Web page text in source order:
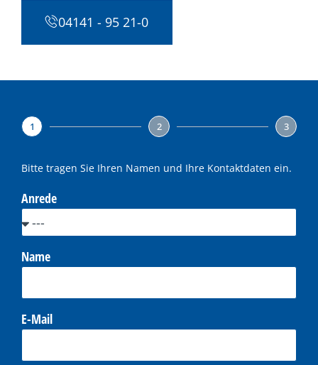
04141 - 95 21-0
1 2 3
Bitte tragen Sie Ihren Namen und Ihre Kontaktdaten ein.
Anrede
Name
E-Mail